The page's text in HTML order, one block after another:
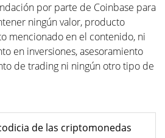
por parte de Coinbase para
ningún valor, producto
mencionado en el contenido, ni
en inversiones, asesoramiento
de trading ni ningún otro tipo de
de las criptomonedas